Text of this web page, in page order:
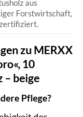
aus
Forstwirtschaft,
zu MERXX
10
– beige
Pflege?